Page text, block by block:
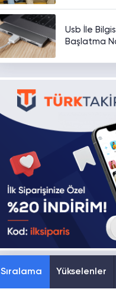
Usb İle
Başlatma
Sıralama Yükselenler